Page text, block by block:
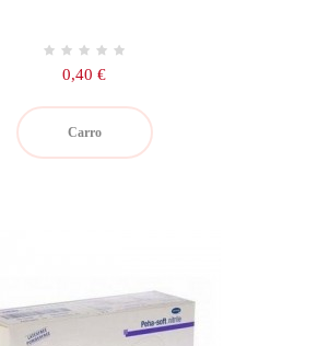
Precio
0,40 €
Carro